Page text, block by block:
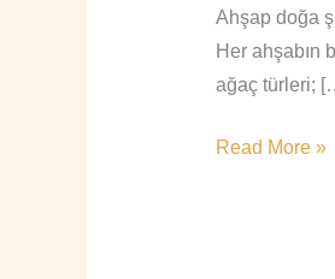
Ahşap doğa
Her ahşabın
ağaç türleri;
yöntemleri
Read More »